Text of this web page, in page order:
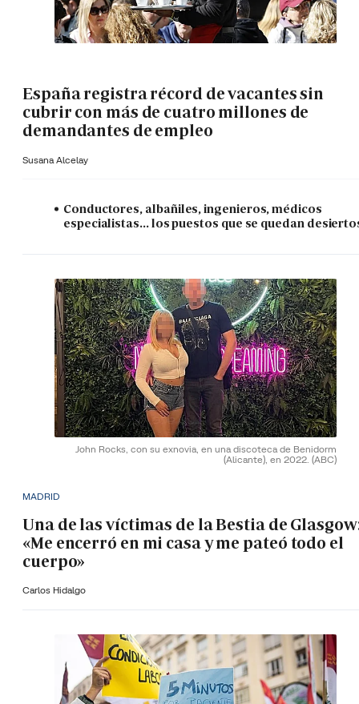
España registra récord de vacantes sin
cubrir con más de cuatro millones de
demandantes de empleo
Susana Alcelay
Conductores, albañiles, ingenieros, médicos
especialistas... los puestos que se quedan
John Rocks, con su exnovia, en una discoteca de Benidorm
(Alicante), en 2022. (ABC)
MADRID
Una de las víctimas de la Bestia de
«Me encerró en mi casa y me pateó todo el
cuerpo»
Carlos Hidalgo